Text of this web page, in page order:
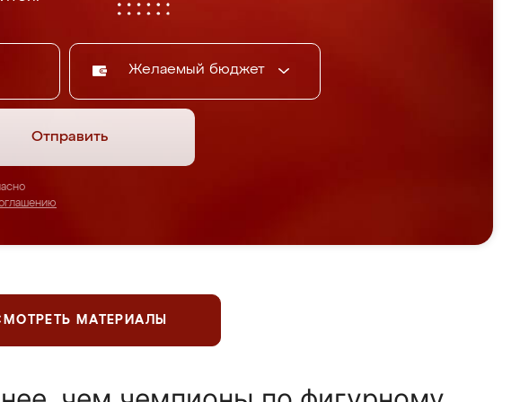
Желаемый бюджет
Отправить
МАТЕРИАЛЫ